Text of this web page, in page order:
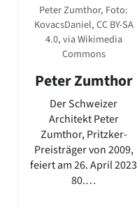
Peter Zumthor, Foto:
KovacsDaniel, CC BY-SA
4.0, via Wikimedia
Commons
Peter Zumthor
Der Schweizer
Architekt Peter
Zumthor, Pritzker-
Preisträger von 2009,
feiert am 26. April 2023
80.…